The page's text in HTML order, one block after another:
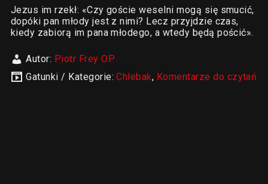
Jezus im rzekł: «Czy goście weselni mogą się smucić,
dopóki pan młody jest z nimi? Lecz przyjdzie czas,
kiedy zabiorą im pana młodego, a wtedy będą pościć».
Autor: Piotr Frey OP
Gatunki / Kategorie:Chlebak, Komentarze do czytań